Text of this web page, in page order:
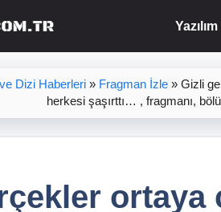
Dizi Haberleri » Fragman İzle » Gizli
herkesi şaşırttı… , fragmanı,
ortaya